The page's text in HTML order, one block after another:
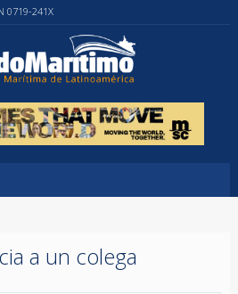
0719-241X
a un colega